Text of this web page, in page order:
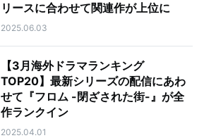
リースに合わせて関連作が上位に
2025.06.03
【3月海外ドラマランキング
TOP20】最新シリーズの配信にあわ
せて『フロム -閉ざされた街-』が全
作ランクイン
2025.04.01